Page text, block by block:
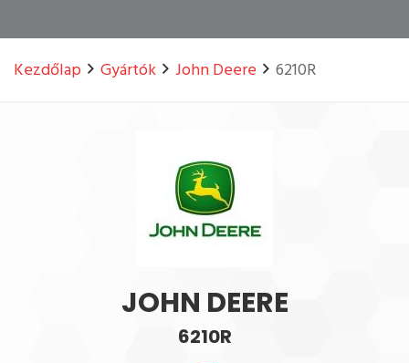
Kezdőlap Gyártók John Deere 6210R
JOHN DEERE
6210R